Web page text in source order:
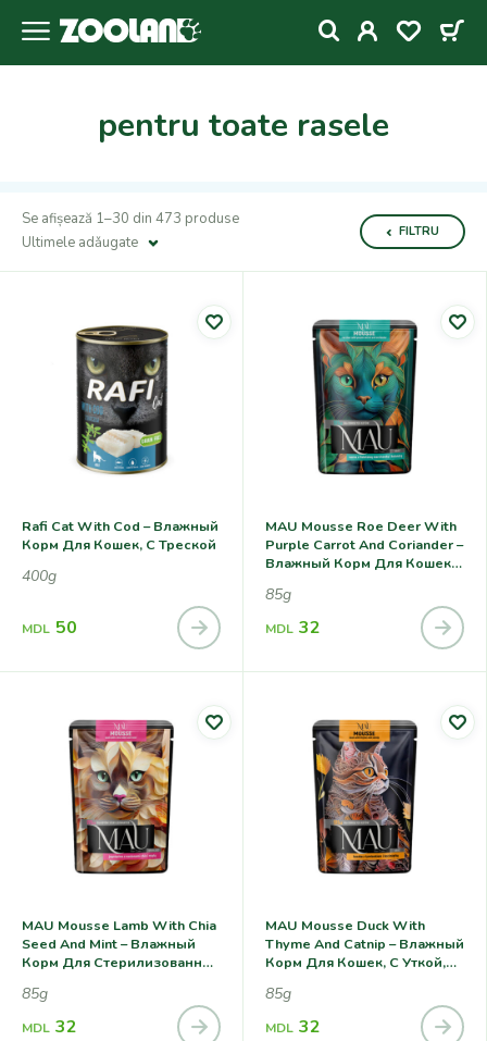
pentru toate rasele
Se afișează 1–30 din 473 produse
Ultimele adǎugate
FILTRU
Rafi Cat With Cod – Влажный
Корм Для Кошек, С Треской
400g
MDL 50
MAU Mousse Roe Deer With
Purple Carrot And Coriander –
Влажный Корм Для Кошек,
Морковью И Кориандром
85g
MDL 32
MAU Mousse Lamb With Chia
Seed And Mint – Влажный
Корм Для Cтерилизованных
Семенами Чия И Мятой
85g
MDL 32
MAU Mousse Duck With
Thyme And Catnip – Влажный
Корм Для Кошек, С Уткой,
Мятой
85g
MDL 32